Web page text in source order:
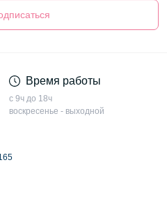
Время работы
с 9ч до 18ч
воскресенье - выходной